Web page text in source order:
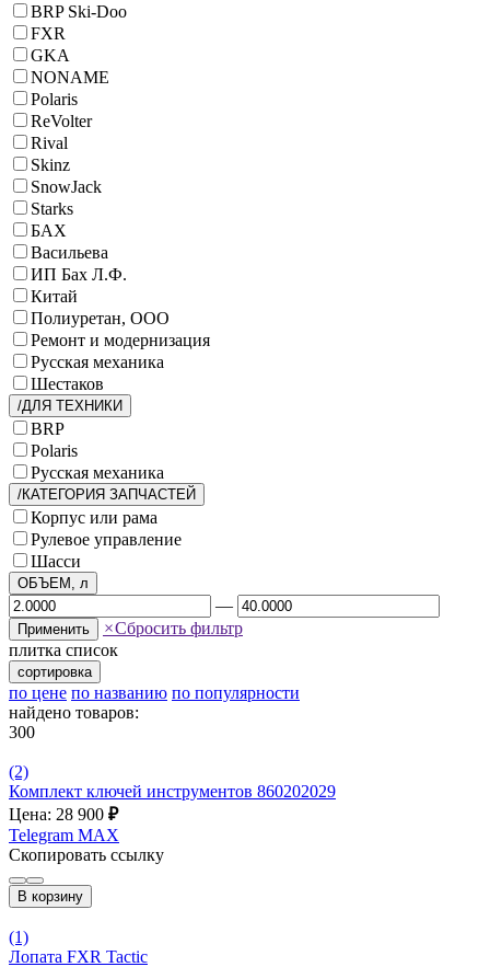
BRP Ski-Doo
FXR
GKA
NONAME
Polaris
ReVolter
Rival
Skinz
SnowJack
Starks
БАХ
Васильева
ИП Бах Л.Ф.
Китай
Полиуретан, ООО
Ремонт и модернизация
Русская механика
Шестаков
/ДЛЯ ТЕХНИКИ
BRP
Polaris
Русская механика
/КАТЕГОРИЯ ЗАПЧАСТЕЙ
Корпус или рама
Рулевое управление
Шасси
ОБЪЕМ, л
—
Применить ×Сбросить фильтр
плитка список
сортировка
по цене по названию по популярности
найдено товаров:
300
(2)
Комплект ключей инструментов 860202029
Цена: 28 900 ₽
Telegram MAX
Скопировать ссылку
В корзину
(1)
Лопата FXR Tactic